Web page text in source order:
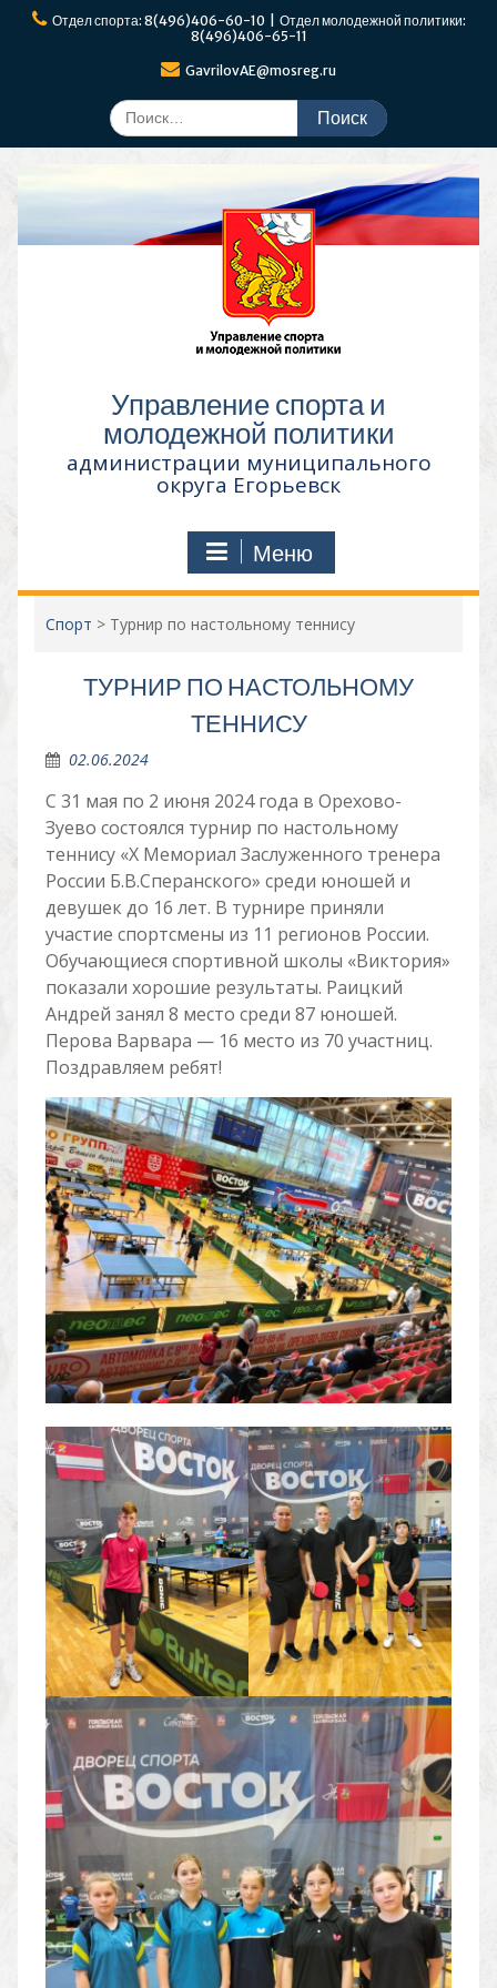
ПерейтиОтдел спорта: 8(496)406-60-10 | Отдел молодежной политики:
8(496)406-65-11
GavrilovAE@mosreg.ru
Поиск
по:
Управление спорта и
молодежной политики
администрации муниципального
округа Егорьевск
Меню
Спорт > Турнир по настольному теннису
ТУРНИР ПО НАСТОЛЬНОМУ
ТЕННИСУ
02.06.2024
С 31 мая по 2 июня 2024 года в Орехово-
Зуево состоялся турнир по настольному
теннису «X Мемориал Заслуженного тренера
России Б.В.Сперанского» среди юношей и
девушек до 16 лет. В турнире приняли
участие спортсмены из 11 регионов России.
Обучающиеся спортивной школы «Виктория»
показали хорошие результаты. Раицкий
Андрей занял 8 место среди 87 юношей.
Перова Варвара — 16 место из 70 участниц.
Поздравляем ребят!